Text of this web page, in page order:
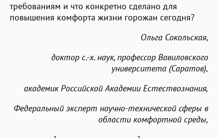
требованиям и что конкретно сделано для
повышения комфорта жизни горожан сегодня?
Ольга Сокольская,
доктор с.-х. наук, профессор Вавиловского
университета (Саратов),
академик Российской Академии Естествознания,
Федеральный эксперт научно-технической сферы в
области комфортной среды,